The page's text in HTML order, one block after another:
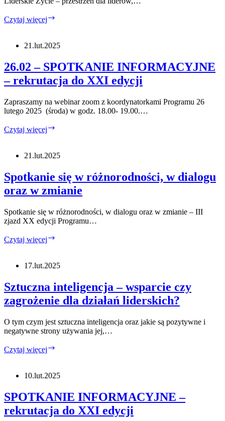
Czytaj więcej
–
ramach
FIA
21.lut.2025
26.02 – SPOTKANIE INFORMACYJNE
– rekrutacja do XXI edycji
Zapraszamy na webinar zoom z koordynatorkami Programu 26
lutego 2025 (środa) w godz. 18.00- 19.00.…
Czytaj więcej
INFORMACYJNE
rekrutacja
do
XXI
21.lut.2025
Spotkanie się w różnorodności, w dialogu
oraz w zmianie
Spotkanie się w różnorodności, w dialogu oraz w zmianie – III
zjazd XX edycji Programu…
Czytaj więcej
różnorodności,
dialogu
oraz
w
17.lut.2025
Sztuczna inteligencja – wsparcie czy
zagrożenie dla działań liderskich?
O tym czym jest sztuczna inteligencja oraz jakie są pozytywne i
negatywne strony używania jej,…
Czytaj więcej
wsparcie
zagrożenie
dla
działań
10.lut.2025
SPOTKANIE INFORMACYJNE –
rekrutacja do XXI edycji